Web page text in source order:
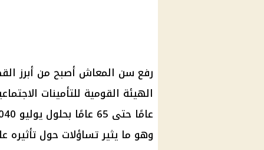
رفع سن المعاش أصبح من أبرز
عامًا حتى 65 عامًا بحلول يوليو 2040.
وهو ما يثير تساؤلات حول